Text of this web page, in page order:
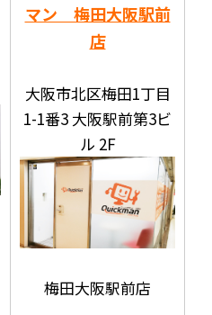
マン 梅田大阪駅前
店
大阪市北区梅田1丁目
1-1番3 大阪駅前第3ビ
ル 2F
梅田大阪駅前店